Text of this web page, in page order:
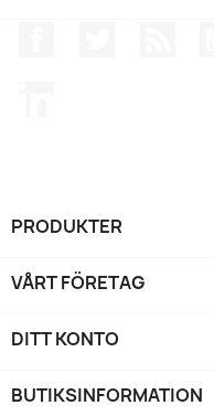
PRODUKTER
VÅRT FÖRETAG
DITT KONTO
BUTIKSINFORMATION